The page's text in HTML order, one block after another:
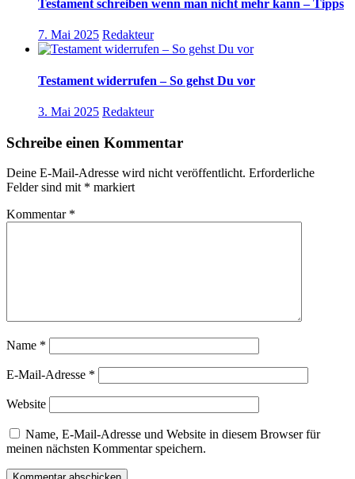
Testament schreiben wenn man nicht mehr kann – Tipps
7. Mai 2025 Redakteur
Testament widerrufen – So gehst Du vor
3. Mai 2025 Redakteur
Schreibe einen Kommentar
Deine E-Mail-Adresse wird nicht veröffentlicht. Erforderliche
Felder sind mit * markiert
Kommentar *
Name *
E-Mail-Adresse *
Website
Name, E-Mail-Adresse und Website in diesem Browser für
meinen nächsten Kommentar speichern.